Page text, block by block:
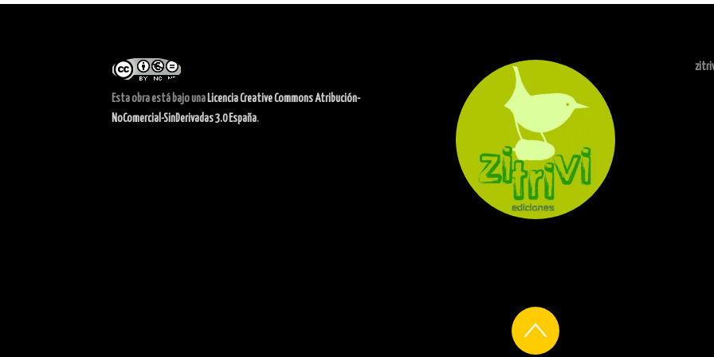
Esta obra está bajo una Licencia Creative Commons Atribución-
NoComercial-SinDerivadas 3.0 España.